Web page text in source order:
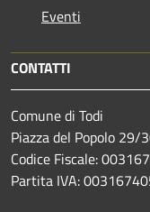
Eventi
CONTATTI
Comune di Todi
Piazza del Popolo 29/
Codice Fiscale:
Partita IVA: